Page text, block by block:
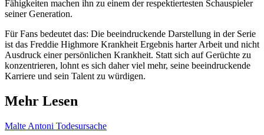
Fähigkeiten machen ihn zu einem der respektiertesten Schauspieler
seiner Generation.
Für Fans bedeutet das: Die beeindruckende Darstellung in der Serie
ist das Freddie Highmore Krankheit Ergebnis harter Arbeit und nicht
Ausdruck einer persönlichen Krankheit. Statt sich auf Gerüchte zu
konzentrieren, lohnt es sich daher viel mehr, seine beeindruckende
Karriere und sein Talent zu würdigen.
Mehr Lesen
Malte Antoni Todesursache